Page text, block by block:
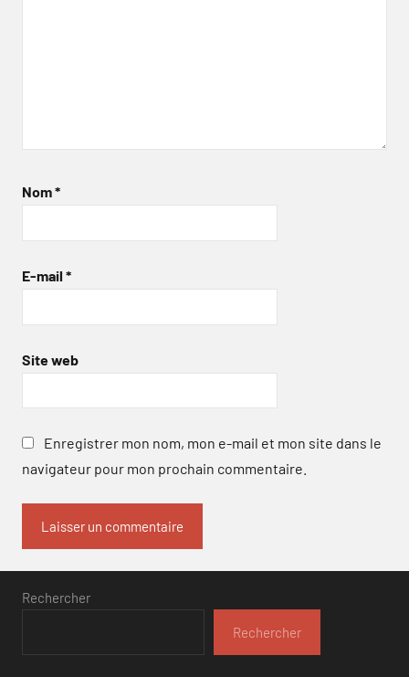
Nom*
E-mail *
Site web
Enregistrer mon nom, mon e-mail et mon site dans le
navigateur pour mon prochain commentaire.
Rechercher
Rechercher